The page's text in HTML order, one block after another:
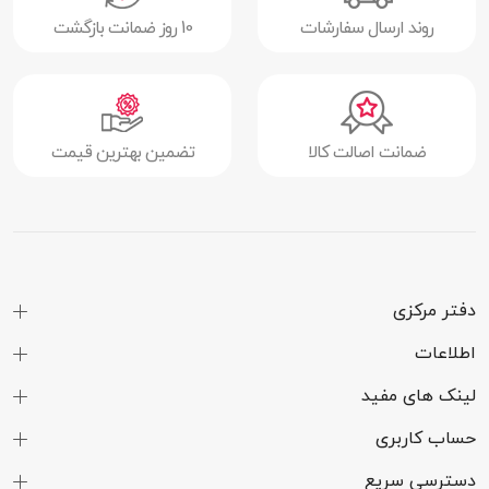
روند ارسال سفارشات 10 روز ضمانت بازگشت
ضمانت اصالت کالا تضمین بهترین قیمت
دفتر مرکزی
اطلاعات
لینک های مفید
حساب کاربری
دسترسی سریع